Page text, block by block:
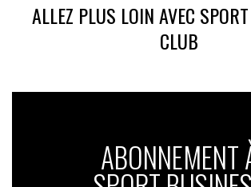
ALLEZ PLUS LOIN AVEC
CLUB
ABONNEMENT